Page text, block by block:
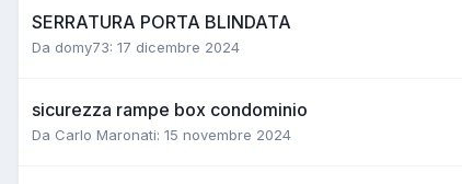
SERRATURA PORTA BLINDATA
Da domy73: 17 dicembre 2024
sicurezza rampe box condominio
Da Carlo Maronati: 15 novembre 2024